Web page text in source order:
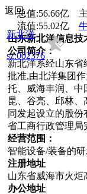
返回
新北洋
sz:002376
总值:56.66亿
流值:55.02亿
山东新北洋信息技
公司简介：
新北洋系经山东省
批准,由北洋集团
托、威海丰润、中
昆、谷亮、邱林
同发起设立的股份
省工商行政管理局
经营范围：
智能设备/装备的
注册地址
山东省威海市火炬
办公地址